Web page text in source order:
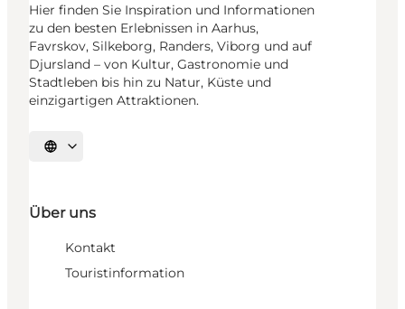
Hier finden Sie Inspiration und Informationen
zu den besten Erlebnissen in Aarhus,
Favrskov, Silkeborg, Randers, Viborg und auf
Djursland – von Kultur, Gastronomie und
Stadtleben bis hin zu Natur, Küste und
einzigartigen Attraktionen.
Sprache auswählen
Über uns
Kontakt
Touristinformation